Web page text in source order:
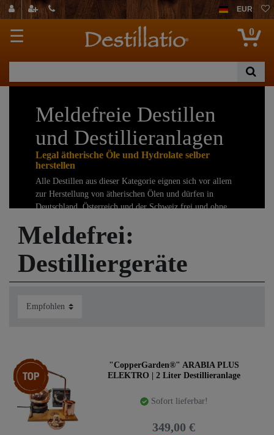
EUR
☰ 0
Meldefreie Destillen
und Destillieranlagen
Legal ätherische Öle und Hydrolate selber
herstellen
Alle Destillen aus dieser Kategorie eignen sich vor allem
zur Herstellung von ätherischen Ölen und dürfen in
Deutschland, Österreich und der Schweiz frei und ohne
Wir haben Ihnen hier unsere besten Stücke
zusammengestellt, damit Ihnen die Auswahl etwas leichter
fällt. Gerne dürfen Sie uns auch in der Rhön bei Bad
Hersfeld besuchen und die einzelnen Modelle untereinader
und beantworten dabei gerne auch alle Ihre Fragen.
Meldefrei:
Destilliergeräte
Artikelpaket
"CopperGarden®" ARABIA PLUS
ELEKTRO | 2 Liter Destillieranlage
Sofort lieferbar!
349,00 €